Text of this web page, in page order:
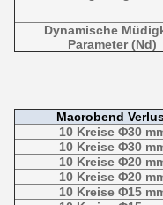
Dynamische
Parameter (Nd)
Macrobend
10 Kreise Φ30
10 Kreise Φ30
10 Kreise Φ20
10 Kreise Φ20
10 Kreise Φ15